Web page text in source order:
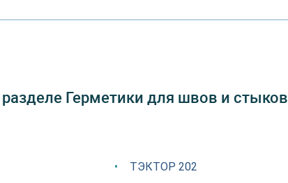
Герметики для швов и стыков
ТЭКТОР 202